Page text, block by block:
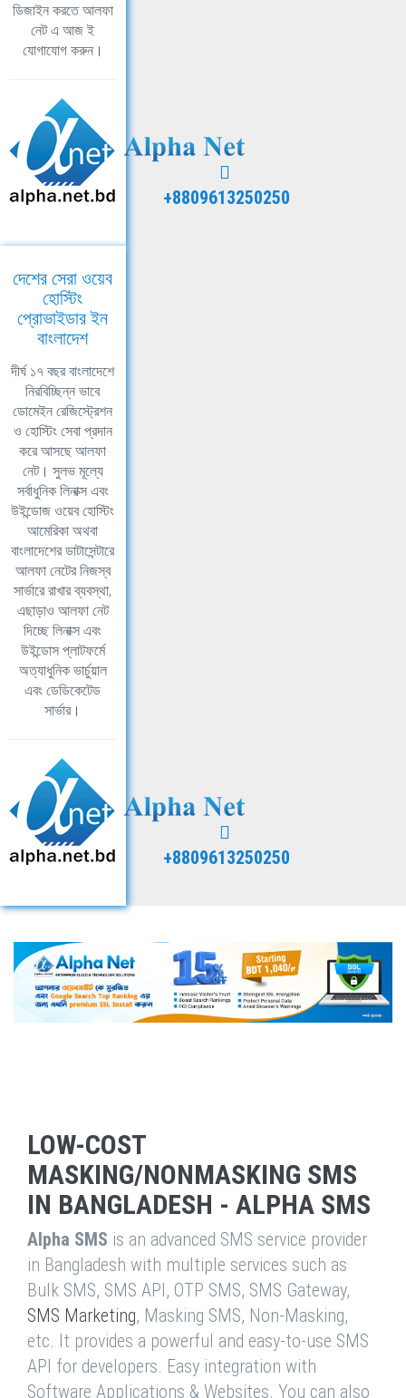
ডিজাইন করতে আলফা
নেট এ আজ ই
যোগাযোগ করুন।
+8809613250250
দেশের সেরা ওয়েব
হোস্টিং
প্রোভাইডার ইন
বাংলাদেশ
দীর্ঘ ১৭ বছর বাংলাদেশে
নিরবিচ্ছিন্ন ভাবে
ডোমেইন রেজিস্ট্রেশন
ও হোস্টিং সেবা প্রদান
করে আসছে আলফা
নেট। সুলভ মূল্যে
সর্বাধুনিক লিনাক্স এবং
উইন্ডোজ ওয়েব হোস্টিং
আমেরিকা অথবা
বাংলাদেশের ডাটাসেন্টারে
আলফা নেটের নিজস্ব
সার্ভারে রাখার ব্যবস্থা,
এছাড়াও আলফা নেট
দিচ্ছে লিনাক্স এবং
উইন্ডোস প্লাটফর্মে
অত্যাধুনিক ভার্চুয়াল
এবং ডেডিকেটেড
সার্ভার।
+8809613250250
LOW-COST
MASKING/NONMASKING SMS
IN BANGLADESH - ALPHA SMS
Alpha SMS is an advanced SMS service provider
in Bangladesh with multiple services such as
Bulk SMS, SMS API, OTP SMS, SMS Gateway,
SMS Marketing, Masking SMS, Non-Masking,
etc. It provides a powerful and easy-to-use SMS
API for developers. Easy integration with
Software Applications & Websites. You can also